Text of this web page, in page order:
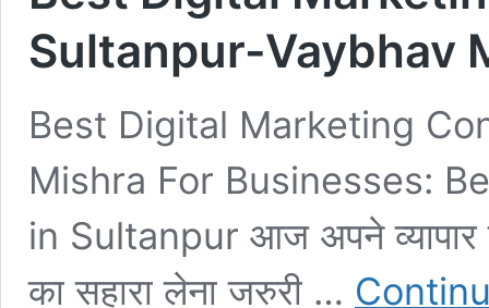
Sultanpur-Vaybhav
Best Digital Marketing
Mishra For Businesses:
in Sultanpur आज अपने व्यापार
का सहारा लेना जरुरी …